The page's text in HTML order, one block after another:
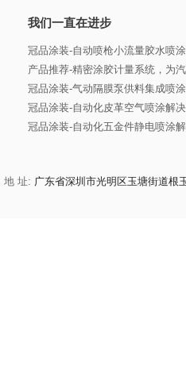
我们一直在进步
冠品涂装-自动喷枪小流量胶水喷
产品推荐-精密涂胶计量系统，为
冠品涂装-气动隔膜泵供料集成喷
冠品涂装-自动化皮革空气喷涂解
冠品涂装-自动化五金件静电喷涂
地 址: 广东省深圳市光明区玉塘街道根